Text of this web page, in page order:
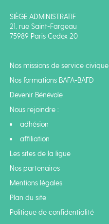
SIÈGE ADMINISTRATIF
21, rue Saint-Fargeau
75989 Paris Cedex 20
Nos missions de service civique
Nos formations BAFA-BAFD
Devenir Bénévole
Nous rejoindre :
adhésion
affiliation
Les sites de la ligue
Nos partenaires
Mentions légales
Plan du site
Politique de confidentialité